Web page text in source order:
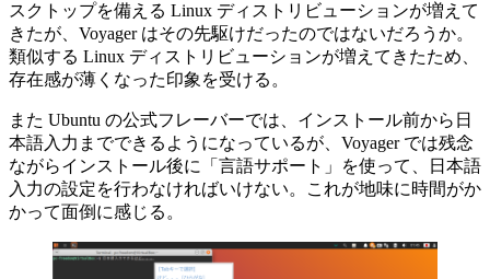
スクトップを備える Linux ディストリビューションが増えて
きたが、Voyager はその先駆けだったのではないだろうか。
類似する Linux ディストリビューションが増えてきたため、
存在感が薄くなった印象を受ける。
また Ubuntu の公式フレーバーでは、インストール前から日
本語入力までできるようになっているが、Voyager では残念
ながらインストール後に「言語サポート」を使って、日本語
入力の設定を行わなければいけない。これが地味に時間がか
かって面倒に感じる。